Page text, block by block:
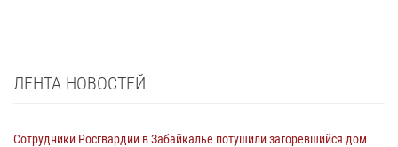
ЛЕНТА НОВОСТЕЙ
Сотрудники Росгвардии в Забайкалье потушили загоревшийся дом